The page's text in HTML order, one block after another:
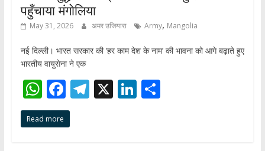
पहुँचाया मंगोलिया
May 31, 2026 अमर उजियारा Army, Mangolia
नई दिल्ली। भारत सरकार की ‘हर काम देश के नाम’ की भावना को आगे बढ़ाते हुए
भारतीय वायुसेना ने एक
W
h
at
F
ac
e
T X Li S
Read more